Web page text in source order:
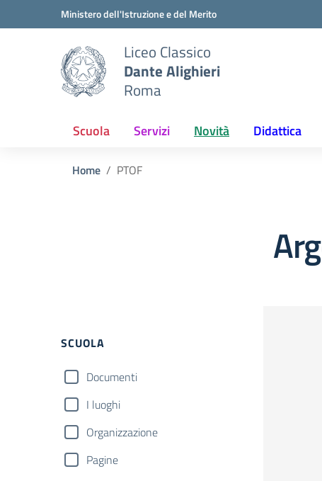
Vai ai contenuti
Vai al menu di navigazioneMinistero dell'Istruzione e del Merito
Liceo Classico
Dante Alighieri
Roma
Scuola Servizi Novità Didattica
Home PTOF
Filtri
SCUOLA
Documenti
I luoghi
Organizzazione
Pagine